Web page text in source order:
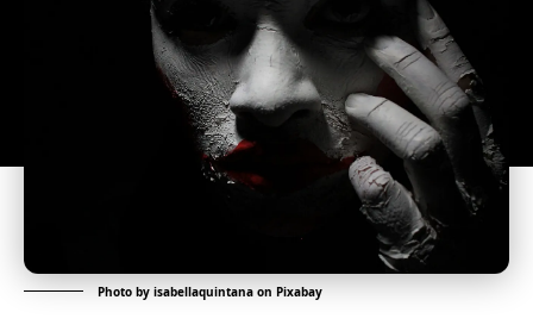
Photo by isabellaquintana on Pixabay